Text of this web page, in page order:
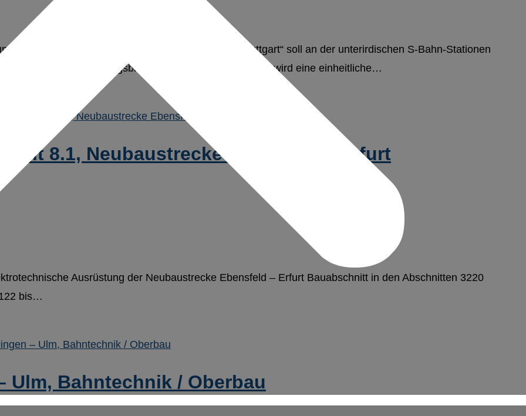
unterirdische Personenverkehrsanlagen (uPva) Stuttgart“ soll an der unterirdischen S-Bahn-Stationen
das Erscheinungsbild verbessert werden. Hierzu wird eine einheitliche…
8.1, Neubaustrecke Ebensfeld – Erfurt
Ausrüstung der Neubaustrecke Ebensfeld – Erfurt Bauabschnitt in den Abschnitten 3220
bis…
Ulm, Bahntechnik / Oberbau